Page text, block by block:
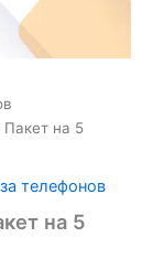
на 5
телефонов
на 5